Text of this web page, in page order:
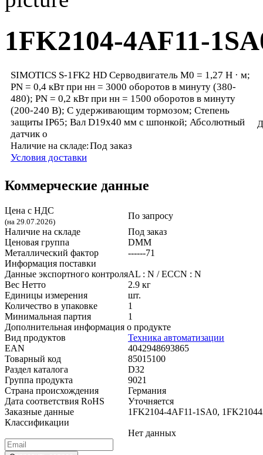
1FK2104-4AF11-
SIMOTICS S-1FK2 HD Серводвигатель М0 = 1,27 Н · м;
PN = 0,4 кВт при нн = 3000 оборотов в минуту (380-
480); PN = 0,2 кВт при нн = 1500 оборотов в минуту
(200-240 В); С удерживающим тормозом; Степень
защиты IP65; Вал D19x40 мм с шпонкой; Абсолютный
датчик о
Наличие на складе:Под заказ
Условия доставки
Коммерческие данные
Цена с НДС
(на 29.07.2026)
По запросу
Наличие на складе
Под заказ
Ценовая группа
DMM
Металлический фактор
------71
Информация поставки
Данные экспортного контроляAL : N / ECCN : N
Вес Нетто
2.9 кг
Единицы измерения
шт.
Количество в упаковке
1
Минимальная партия
1
Дополнительная информация о продукте
Вид продуктов
Техника автоматизации
EAN
4042948693865
Товарный код
85015100
Раздел каталога
D32
Группа продукта
9021
Страна происхождения
Германия
Дата соответствия RoHS
Уточняется
Заказные данные
1FK2104-4AF11-1SA0,
Классификации
Нет данных